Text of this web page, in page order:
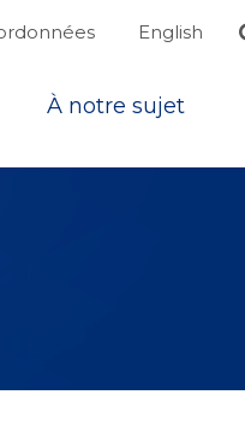
English
À notre sujet